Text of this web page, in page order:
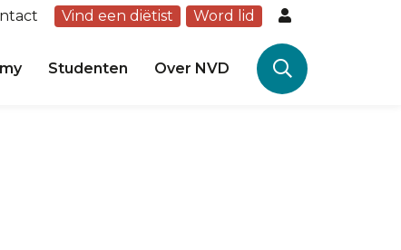
Vind een diëtist Word lid
Studenten Over NVD